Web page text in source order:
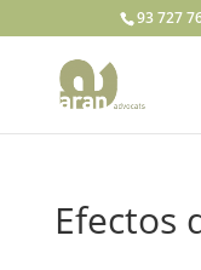
93 727
Efectos